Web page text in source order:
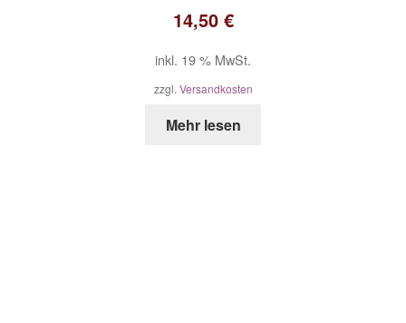
14,50 €
inkl. 19 % MwSt.
zzgl. Versandkosten
Mehr lesen